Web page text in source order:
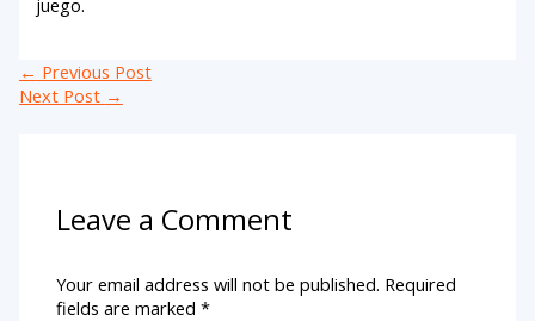
← Previous Post
Next Post →
Leave a Comment
Your email address will not be published. Required
fields are marked*